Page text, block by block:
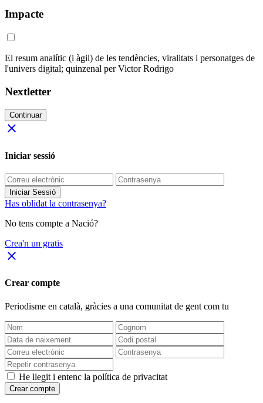
Impacte
El resum analític (i àgil) de les tendències, viralitats i personatges de
l'univers digital; quinzenal per Victor Rodrigo
Nextletter
Continuar
close
Iniciar sessió
Iniciar Sessió
Has oblidat la contrasenya?
No tens compte a Nació?
Crea'n un gratis
close
Crear compte
Periodisme en català, gràcies a una comunitat de gent com tu
He llegit i entenc la política de privacitat
Crear compte